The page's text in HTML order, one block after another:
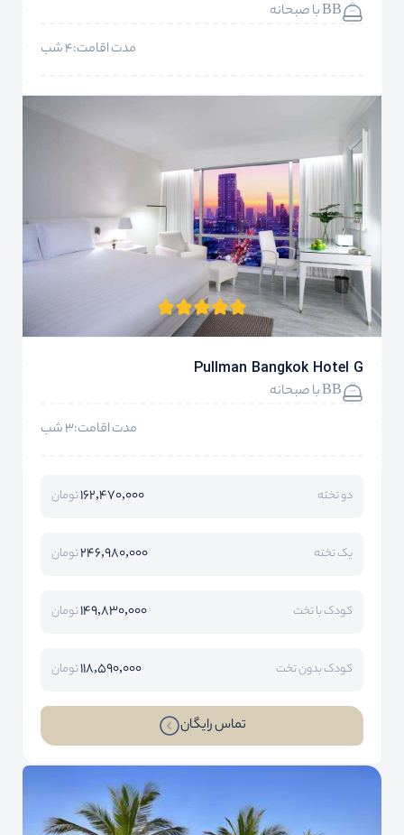
BB با صبحانه
مدت اقامت:4 شب
Pullman Bangkok Hotel G
BB با صبحانه
مدت اقامت:3 شب
دو تخته 162,470,000تومان
یک تخته 246,980,000تومان
کودک با تخت 149,830,000تومان
کودک بدون تخت 118,590,000تومان
تماس رایگان